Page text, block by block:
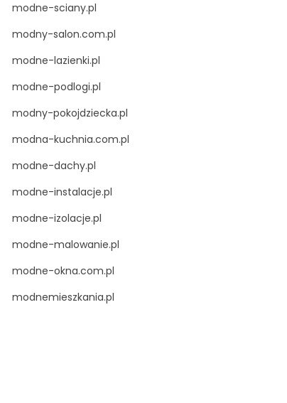
modne-sciany.pl
modny-salon.com.pl
modne-lazienki.pl
modne-podlogi.pl
modny-pokojdziecka.pl
modna-kuchnia.com.pl
modne-dachy.pl
modne-instalacje.pl
modne-izolacje.pl
modne-malowanie.pl
modne-okna.com.pl
modnemieszkania.pl